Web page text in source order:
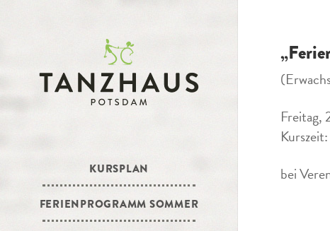
KURSPLAN
FERIENPROGRAMM SOMMER
bei